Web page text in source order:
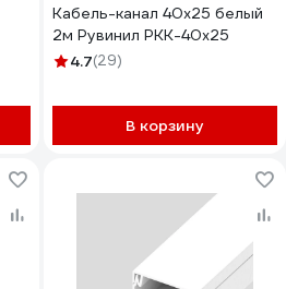
Кабель-канал 40х25 белый
2м Рувинил РКК-40х25
4.7(29)
В корзину